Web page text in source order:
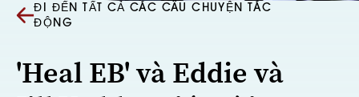
ĐI ĐẾN TẤT CẢ CÁC CÂU CHUYỆN TÁC
ĐỘNG
'Heal EB' và Eddie và